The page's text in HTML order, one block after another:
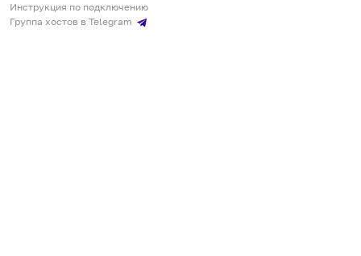
Инструкция по подключению
Группа хостов в Telegram